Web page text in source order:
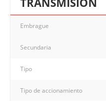
Embrague
Secundaria
Tipo
Tipo de accionamiento